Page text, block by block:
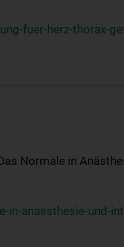
fuer-herz-thorax-
Normale in
anaesthesie-und-